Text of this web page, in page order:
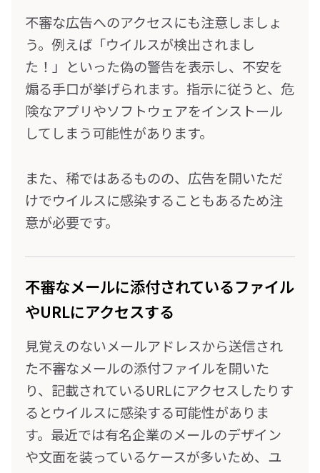
不審な広告へのアクセスにも注意しましょ
う。例えば「ウイルスが検出されまし
た！」といった偽の警告を表示し、不安を
煽る手口が挙げられます。指示に従うと、危
険なアプリやソフトウェアをインストール
してしまう可能性があります。
また、稀ではあるものの、広告を開いただ
けでウイルスに感染することもあるため注
意が必要です。
不審なメールに添付されているファイル
やURLにアクセスする
見覚えのないメールアドレスから送信され
た不審なメールの添付ファイルを開いた
り、記載されているURLにアクセスしたりす
るとウイルスに感染する可能性がありま
す。最近では有名企業のメールのデザイン
や文面を装っているケースが多いため、ユ